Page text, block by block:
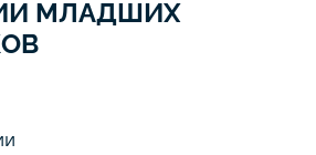
МЛАДШИХ